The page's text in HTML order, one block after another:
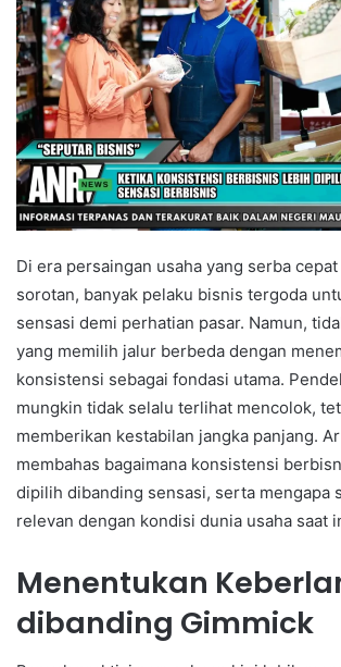
Di era persaingan usaha yang serba
sorotan, banyak pelaku bisnis tergoda
sensasi demi perhatian pasar. Namun,
yang memilih jalur berbeda dengan
konsistensi sebagai fondasi utama.
mungkin tidak selalu terlihat mencolok,
memberikan kestabilan jangka panjang.
membahas bagaimana konsistensi
dipilih dibanding sensasi, serta mengapa
relevan dengan kondisi dunia usaha saat
Menentukan
dibanding Gimmick